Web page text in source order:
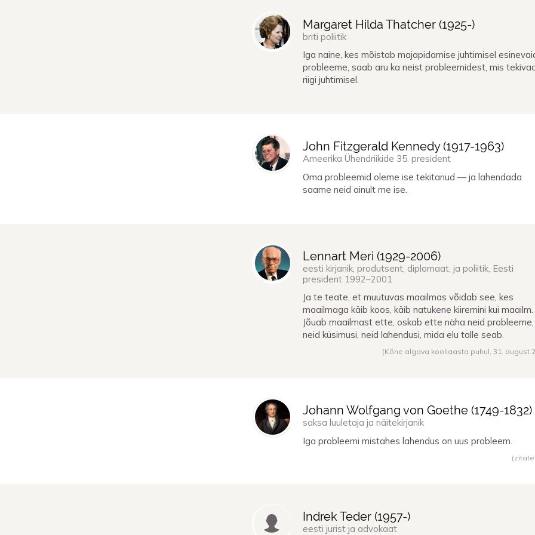
Margaret Hilda Thatcher (1925-)
briti poliitik
Iga naine, kes mõistab majapidamise juhtimisel
probleeme, saab aru ka neist probleemidest, mis
riigi juhtimisel.
John Fitzgerald Kennedy (1917-1963)
Ameerika Ühendriikide 35. president
Oma probleemid oleme ise tekitanud — ja lahendada
saame neid ainult me ise.
Lennart Meri (1929-2006)
eesti kirjanik, produtsent, diplomaat, ja poliitik, Eesti
president 1992–2001
Ja te teate, et muutuvas maailmas võidab see, kes
maailmaga käib koos, käib natukene kiiremini kui maailm.
Jõuab maailmast ette, oskab ette näha neid probleeme,
neid küsimusi, neid lahendusi, mida elu talle seab.
(Kõne algava kooliaasta puhul, 31. august
Johann Wolfgang von Goethe (1749-1832)
saksa luuletaja ja näitekirjanik
Iga probleemi mistahes lahendus on uus probleem.
Indrek Teder (1957-)
eesti jurist ja advokaat